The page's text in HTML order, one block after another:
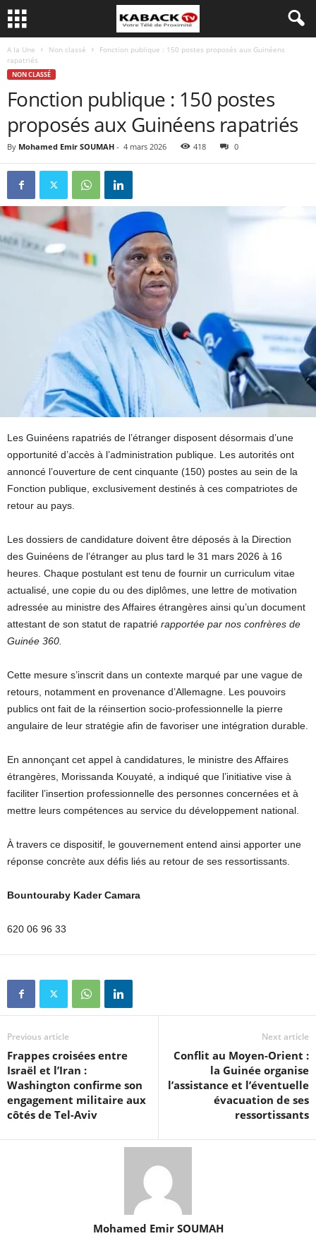
A la Une Non classé
Fonction publique : 150 postes proposés aux Guinéens
rapatriés
NON CLASSÉ
Fonction publique : 150 postes
proposés aux Guinéens rapatriés
By Mohamed Emir SOUMAH - 4 mars 2026 418 0
Les Guinéens rapatriés de l’étranger disposent désormais d’une
opportunité d’accès à l’administration publique. Les autorités ont
annoncé l’ouverture de cent cinquante (150) postes au sein de la
Fonction publique, exclusivement destinés à ces compatriotes de
retour au pays.
Les dossiers de candidature doivent être déposés à la Direction
des Guinéens de l’étranger au plus tard le 31 mars 2026 à 16
heures. Chaque postulant est tenu de fournir un curriculum vitae
actualisé, une copie du ou des diplômes, une lettre de motivation
adressée au ministre des Affaires étrangères ainsi qu’un document
attestant de son statut de rapatrié rapportée par nos confrères de
Guinée 360.
Cette mesure s’inscrit dans un contexte marqué par une vague de
retours, notamment en provenance d’Allemagne. Les pouvoirs
publics ont fait de la réinsertion socio-professionnelle la pierre
angulaire de leur stratégie afin de favoriser une intégration durable.
En annonçant cet appel à candidatures, le ministre des Affaires
étrangères, Morissanda Kouyaté, a indiqué que l’initiative vise à
faciliter l’insertion professionnelle des personnes concernées et à
mettre leurs compétences au service du développement national.
À travers ce dispositif, le gouvernement entend ainsi apporter une
réponse concrète aux défis liés au retour de ses ressortissants.
Bountouraby Kader Camara
620 06 96 33
Previous article
Frappes croisées entre
Israël et l’Iran :
Washington confirme son
engagement militaire aux
côtés de Tel-Aviv
Next article
Conflit au Moyen-Orient :
la Guinée organise
l’assistance et l’éventuelle
évacuation de ses
ressortissants
Mohamed Emir SOUMAH